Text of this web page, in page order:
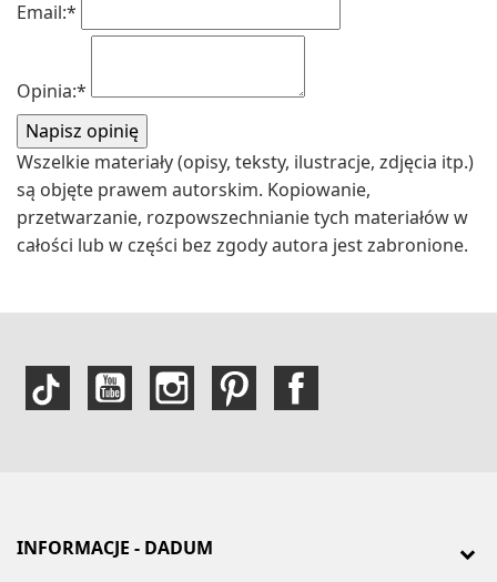
Email:*
Opinia:*
Wszelkie materiały (opisy, teksty, ilustracje, zdjęcia itp.)
są objęte prawem autorskim. Kopiowanie,
przetwarzanie, rozpowszechnianie tych materiałów w
całości lub w części bez zgody autora jest zabronione.
INFORMACJE - DADUM